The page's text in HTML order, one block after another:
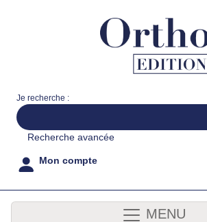
Je recherche :
Recherche avancée
Mon compte
MENU